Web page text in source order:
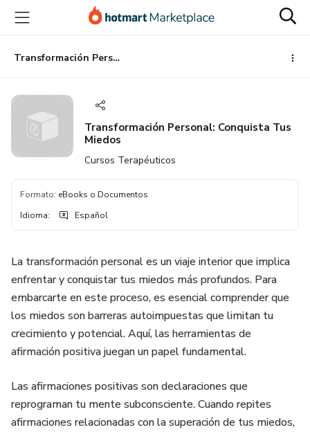
principal
página
de
página
Transformación Personal: Conquista Tus Miedos
Transformación Personal: Conquista Tus
Miedos
Cursos Terapéuticos
Formato: eBooks o Documentos
Idioma: Español
La transformación personal es un viaje interior que implica
enfrentar y conquistar tus miedos más profundos. Para
embarcarte en este proceso, es esencial comprender que
los miedos son barreras autoimpuestas que limitan tu
crecimiento y potencial. Aquí, las herramientas de
afirmación positiva juegan un papel fundamental.
Las afirmaciones positivas son declaraciones que
reprograman tu mente subconsciente. Cuando repites
afirmaciones relacionadas con la superación de tus miedos,